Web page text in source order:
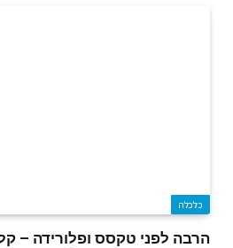
כלכלה
הרבה לפני טקסס ופלורידה –